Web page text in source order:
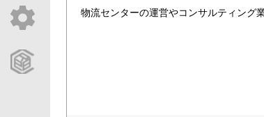
ご利用ガイド
物流センターの運営やコンサルティング